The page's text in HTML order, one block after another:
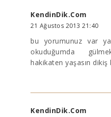
KendinDik.Com
21 Ağustos 2013 21:40
bu yorumunuz var
okuduğumda
hakikaten yaşasın dikiş
KendinDik.Com